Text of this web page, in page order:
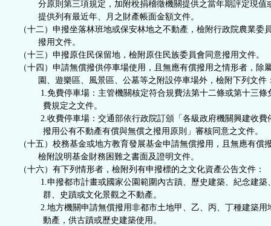
分原則第三項規定，加附稅捐稽徵機關提供之當年期評定現值
提供列有最近年、月之財產帳面金額文件。
（十二）申撥坐落林班地或保安林地之不動產，檢附行政院農業委
撥用文件。
（十三）申撥原住民保留地，檢附原住民族委員會同意撥用文件。
（十四）申請無償撥供停車場使用，且無應有償撥用之情形者，除
園、遊樂區、風景區、公墓等之附設停車場外，檢附下列文件
1.免費停車場：主管機關核定符合規費法第十二條或第十三條
費規定之文件。
2.收費停車場：交通部依行政院訂頒「各級政府機關興建收費
撥用公有不動產有償與無償之撥用原則」審核同意之文件。
（十五）校務基金或地方教育發展基金申請無償撥用，且無應有償
檢附說明基金財務困難之書面及證明文件。
（十六）有下列情形者，檢附列有申撥標的之文化資產公告文件：
1.申撥都市計畫或國家公園範圍內古蹟、歷史建築、紀念建築
群、史蹟或文化景觀之不動產。
2.地方機關申請無償撥用非都市土地甲、乙、丙、丁種建築用
動產，供古蹟或歷史建築使用。